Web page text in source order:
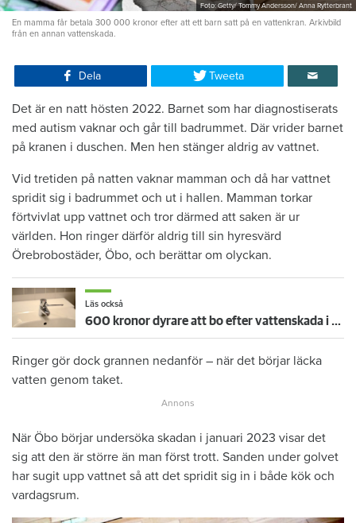
Foto: Getty/ Tommy Andersson/ Anna Rytterbrant
En mamma får betala 300 000 kronor efter att ett barn satt på en vattenkran. Arkivbild
från en annan vattenskada.
Dela Tweeta
Det är en natt hösten 2022. Barnet som har diagnostiserats
med autism vaknar och går till badrummet. Där vrider barnet
på kranen i duschen. Men hen stänger aldrig av vattnet.
Vid tretiden på natten vaknar mamman och då har vattnet
spridit sig i badrummet och ut i hallen. Mamman torkar
förtvivlat upp vattnet och tror därmed att saken är ur
världen. Hon ringer därför aldrig till sin hyresvärd
Örebrobostäder, Öbo, och berättar om olyckan.
Läs också
600 kronor dyrare att bo efter vattenskada i Varberg
Ringer gör dock grannen nedanför – när det börjar läcka
vatten genom taket.
När Öbo börjar undersöka skadan i januari 2023 visar det
sig att den är större än man först trott. Sanden under golvet
har sugit upp vattnet så att det spridit sig in i både kök och
vardagsrum.